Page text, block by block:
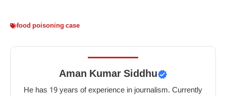
food poisoning case
Aman Kumar Siddhu
He has 19 years of experience in journalism. Currently